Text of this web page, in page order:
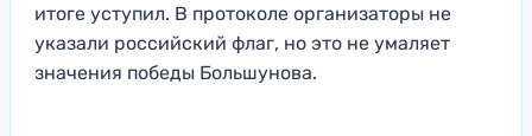
итоге уступил. В протоколе организаторы не
указали российский флаг, но это не умаляет
значения победы Большунова.